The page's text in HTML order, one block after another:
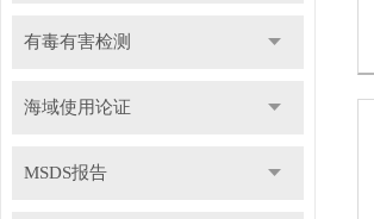
有毒有害检测
海域使用论证
MSDS报告